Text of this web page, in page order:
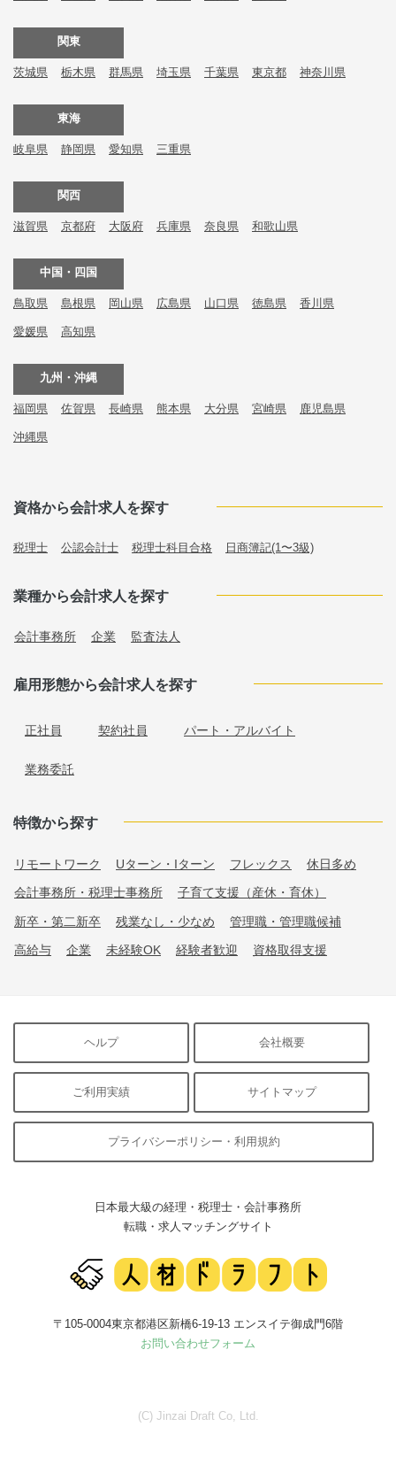
関東
茨城県 栃木県 群馬県 埼玉県 千葉県 東京都 神奈川県
東海
岐阜県 静岡県 愛知県 三重県
関西
滋賀県 京都府 大阪府 兵庫県 奈良県 和歌山県
中国・四国
鳥取県 島根県 岡山県 広島県 山口県 徳島県 香川県
愛媛県 高知県
九州・沖縄
福岡県 佐賀県 長崎県 熊本県 大分県 宮崎県 鹿児島県
沖縄県
資格から会計求人を探す
税理士 公認会計士 税理士科目合格 日商簿記(1〜3級)
業種から会計求人を探す
会計事務所 企業 監査法人
雇用形態から会計求人を探す
正社員 契約社員 パート・アルバイト
業務委託
特徴から探す
リモートワーク Uターン・Iターン フレックス 休日多め
会計事務所・税理士事務所 子育て支援（産休・育休）
新卒・第二新卒 残業なし・少なめ 管理職・管理職候補
高給与 企業 未経験OK 経験者歓迎 資格取得支援
ヘルプ 会社概要
ご利用実績 サイトマップ
プライバシーポリシー・利用規約
日本最大級の経理・税理士・会計事務所
転職・求人マッチングサイト
〒105-0004東京都港区新橋6-19-13 エンスイテ御成門6階
お問い合わせフォーム
(C) Jinzai Draft Co, Ltd.